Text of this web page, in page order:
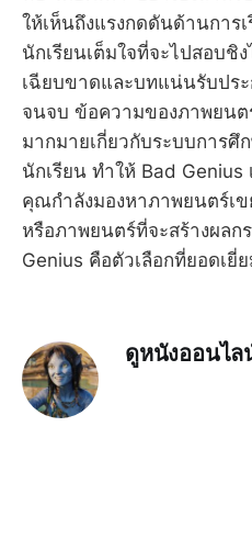
ให้เห็นถึงแรงกดดันด้านการ
นักเรียนเต็มใจที่จะไปสอบชิ
เฉียบขาดและบทแน่นรับปร
จนจบ ข้อความของภาพยน
มากมายเกี่ยวกับระบบการศึ
นักเรียน ทำให้ Bad
คุณกำลังมองหาภาพยนตร์เ
หรือภาพยนตร์ที่จะสร้างผล
Genius คือตัวเลือกที่ยอดเยี่
ดูหนังออนไล